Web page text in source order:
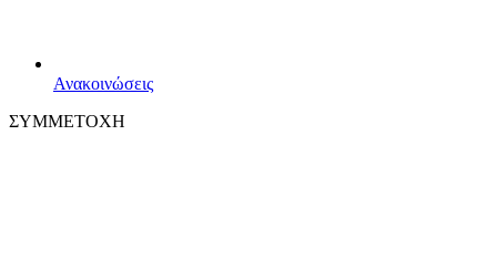
Ανακοινώσεις
ΣΥΜΜΕΤΟΧΗ